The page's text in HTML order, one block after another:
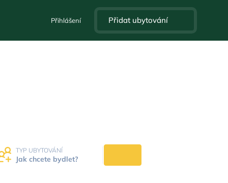
Přihlášení Přidat ubytování
TYP UBYTOVÁNÍ
Jak chcete bydlet?